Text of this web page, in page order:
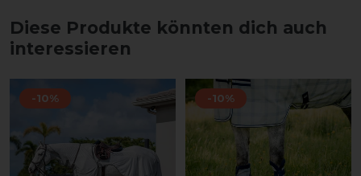
Diese Produkte könnten dich auch
interessieren
-10% -10%